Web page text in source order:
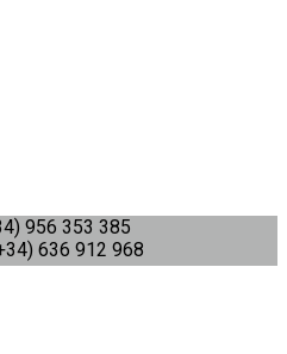
956 353 385
636 912 968